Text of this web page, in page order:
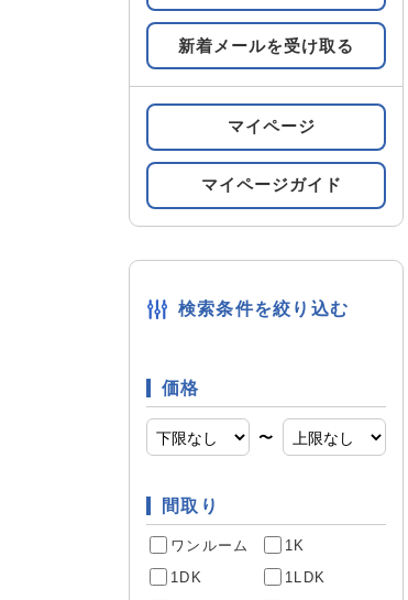
新着メールを受け取る
マイページ
マイページガイド
検索条件を絞り込む
価格
〜
間取り
ワンルーム
1K
1DK
1LDK
すべての条件をみる
設備
部屋構造